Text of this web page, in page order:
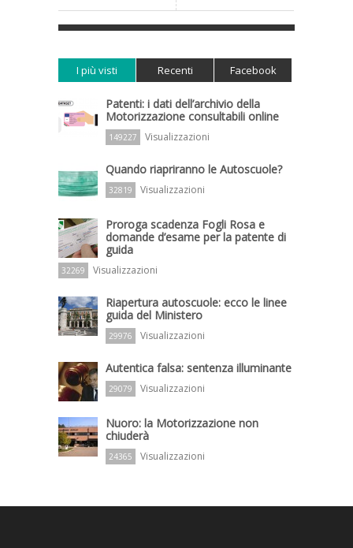
I più visti Recenti Facebook
Patenti: i dati dell’archivio della
Motorizzazione consultabili online
149227 Visualizzazioni
Quando riapriranno le Autoscuole?
32819 Visualizzazioni
Proroga scadenza Fogli Rosa e
domande d’esame per la patente di
guida
32269 Visualizzazioni
Riapertura autoscuole: ecco le linee
guida del Ministero
29976 Visualizzazioni
Autentica falsa: sentenza illuminante
29079 Visualizzazioni
Nuoro: la Motorizzazione non
chiuderà
24365 Visualizzazioni